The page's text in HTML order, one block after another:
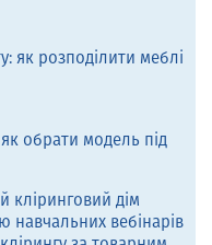
як розподілити меблі
обрати модель під
кліринговий дім
навчальних вебінарів